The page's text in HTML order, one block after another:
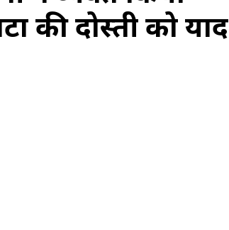
की दोस्ती को याद